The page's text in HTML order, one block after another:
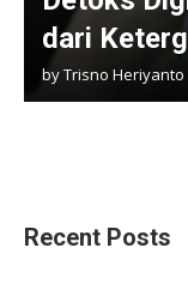
dari
byTrisno Heriyanto
Recent Posts